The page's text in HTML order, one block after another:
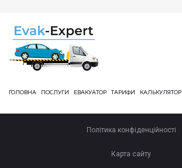
ГОЛОВНА ПОСЛУГИ ЕВАКУАТОР ТАРИФИ КАЛЬКУЛЯТОР
Політика конфіденційності
Карта сайту